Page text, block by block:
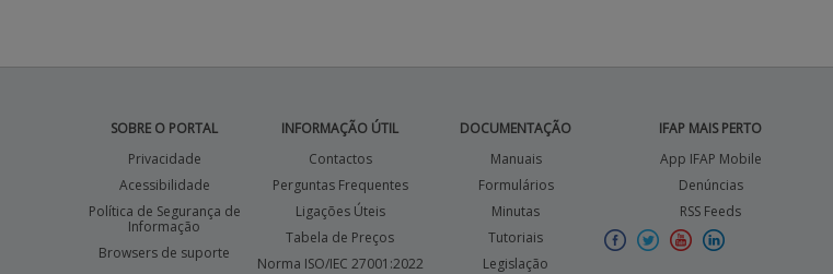
SOBRE O PORTAL
Privacidade
Acessibilidade
Política de Segurança de
Informação
Browsers de suporte
INFORMAÇÃO ÚTIL
Contactos
Perguntas Frequentes
Ligações Úteis
Tabela de Preços
Norma ISO/IEC 27001:2022
DOCUMENTAÇÃO
Manuais
Formulários
Minutas
Tutoriais
Legislação
IFAP MAIS PERTO
App IFAP Mobile
Denúncias
RSS Feeds